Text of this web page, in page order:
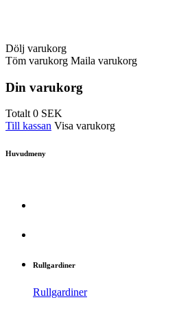
Dölj varukorg
Töm varukorg Maila varukorg
Din varukorg
Totalt0 SEK
Till kassan Visa varukorg
Huvudmeny
Rullgardiner
Rullgardiner